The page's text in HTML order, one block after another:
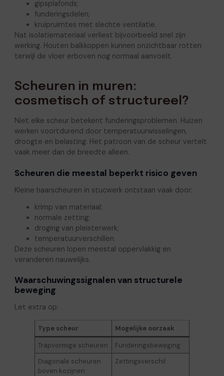
gipsplafonds;
funderingsdelen;
kruipruimtes met slechte ventilatie.
Nat isolatiemateriaal verliest bijvoorbeeld snel zijn
werking. Houten balkkoppen kunnen onzichtbaar rotten
terwijl de vloer erboven nog normaal aanvoelt.
Scheuren in muren:
cosmetisch of structureel?
Niet elke scheur betekent funderingsproblemen. Huizen
werken voortdurend door temperatuurwisselingen,
droogte en belasting. Het patroon van de scheur vertelt
vaak meer dan de breedte alleen.
Scheuren die meestal beperkt risico geven
Kleine haarscheuren in stucwerk ontstaan vaak door:
krimp van materiaal;
normale zetting;
droging van pleisterwerk;
temperatuurverschillen.
Deze scheuren lopen meestal oppervlakkig en
veranderen nauwelijks.
Waarschuwingssignalen van structurele
beweging
Let extra op:
Type scheur
Mogelijke oorzaak
Trapvormige scheuren
Funderingsbeweging
Diagonale scheuren
boven kozijnen
Zettingsverschil